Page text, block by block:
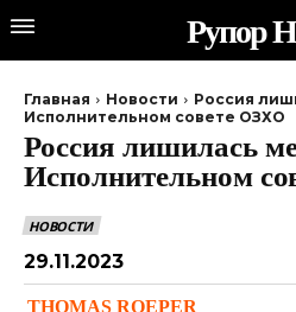
Рупор
Главная Новости
Россия
Исполнительном совете ОЗХО
Россия лишилась
Исполнительном
НОВОСТИ
29.11.2023
THOMAS ROEPER